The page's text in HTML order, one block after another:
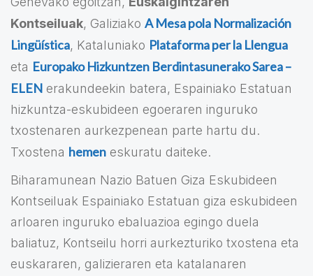
Kontseiluak, Galiziako A Mesa pola Normalización
Lingüística, Kataluniako Plataforma per la Llengua
eta Europako Hizkuntzen Berdintasunerako Sarea –
ELEN erakundeekin batera, Espainiako Estatuan
hizkuntza-eskubideen egoeraren inguruko
txostenaren aurkezpenean parte hartu du.
Txostena hemen eskuratu daiteke.
Biharamunean Nazio Batuen Giza Eskubideen
Kontseiluak Espainiako Estatuan giza eskubideen
arloaren inguruko ebaluazioa egingo duela
baliatuz, Kontseilu horri aurkezturiko txostena eta
euskararen, galizieraren eta katalanaren